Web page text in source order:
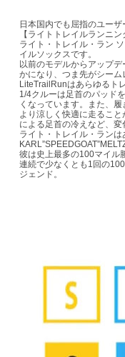
日本国内でも屈指のユーザ
【ライトトレイルランニ
ライト・トレイル・ラン
イルソックスです。
以前のモデルからアップ
かになり、つま先がシーム
LiteTrailRunはあらゆるト
1/4クルーは足首のパッド
くなっています。また、
より涼しく快適に走るこ
による足首の冷えなど、変
ライト・トレイル・ランは
彼は史上最多の100マイル
連続で少なくとも1回の
ジェンド。